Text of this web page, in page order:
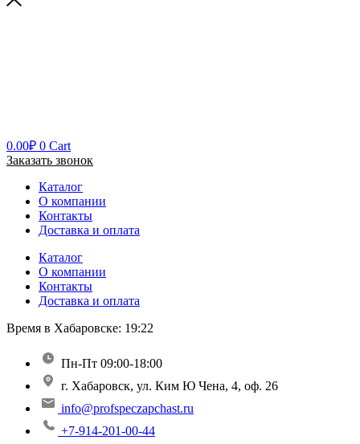
0.00₽ 0 Cart
Заказать звонок
Каталог
О компании
Контакты
Доставка и оплата
Каталог
О компании
Контакты
Доставка и оплата
Время в Хабаровске: 19:22
Пн-Пт 09:00-18:00
г. Хабаровск, ул. Ким Ю Чена, 4, оф. 26
info@profspeczapchast.ru
+7-914-201-00-44